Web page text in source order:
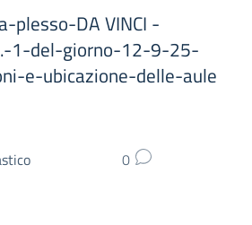
plesso-DA VINCI -
1-del-giorno-12-9-25-
e-ubicazione-delle-aule
0